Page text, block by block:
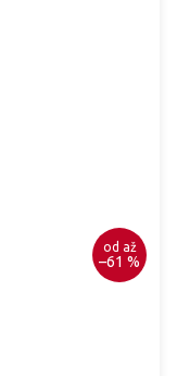
od až
–61 %